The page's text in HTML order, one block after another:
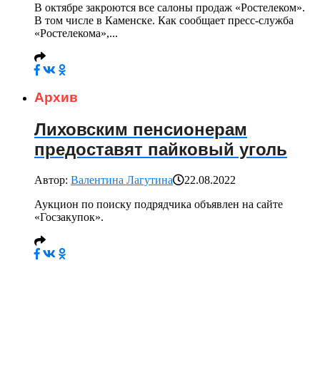
В октябре закроются все салоны продаж «Ростелеком».
В том числе в Каменске. Как сообщает пресс-служба
«Ростелекома»,...
Архив
Лиховским пенсионерам
предоставят пайковый уголь
Автор: Валентина Лагутина
22.08.2022
Аукцион по поиску подрядчика объявлен на сайте
«Госзакупок».